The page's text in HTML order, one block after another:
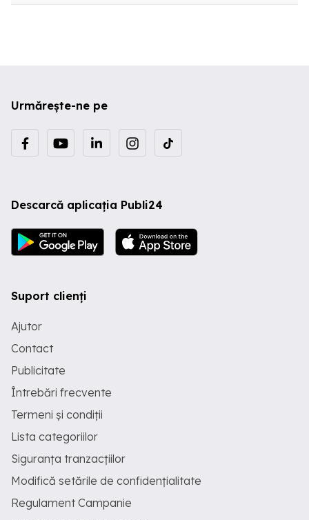
Urmărește-ne pe
Descarcă aplicația Publi24
Suport clienți
Ajutor
Contact
Publicitate
Întrebări frecvente
Termeni și condiții
Lista categoriilor
Siguranța tranzacțiilor
Modifică setările de confidențialitate
Regulament Campanie